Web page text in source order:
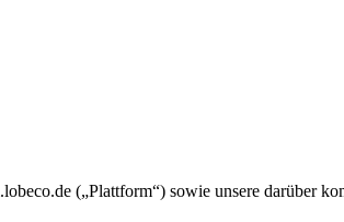
(„Plattform“) sowie unsere darüber